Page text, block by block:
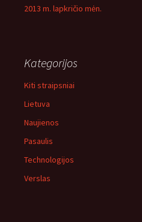
2013 m. lapkričio mėn.
Kategorijos
Kiti straipsniai
Lietuva
Naujienos
Pasaulis
Technologijos
Verslas